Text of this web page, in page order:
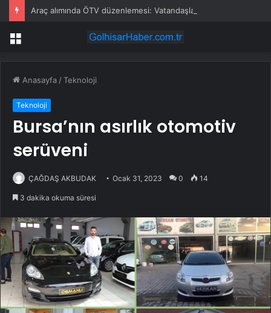
Menü
Anasayfa /Teknoloji
Teknoloji
Bursa’nın asırlık otomotiv
serüveni
ÇAĞDAŞ AKBUDAK Ocak 31, 2023 0 14
3 dakika okuma süresi